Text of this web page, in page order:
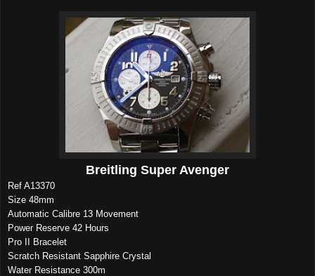
Breitling Super Avenger
Ref A13370
Size 48mm
Automatic Calibre 13 Movement
Power Reserve 42 Hours
Pro II Bracelet
Scratch Resistant Sapphire Crystal
Water Resistance 300m